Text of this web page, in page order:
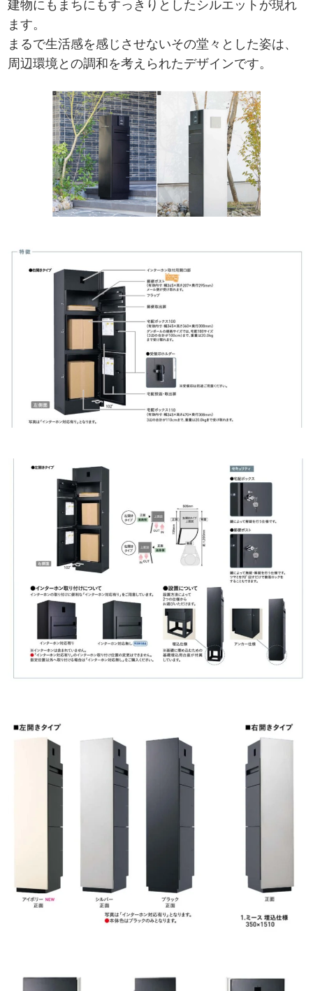
建物にもまちにもすっきりとしたシルエットが現れ
ます。
まるで生活感を感じさせないその堂々とした姿は、
周辺環境との調和を考えられたデザインです。